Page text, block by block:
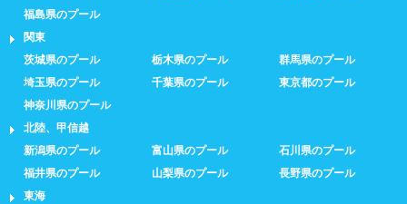
福島県のプール
関東
茨城県のプール
栃木県のプール
群馬県のプール
埼玉県のプール
千葉県のプール
東京都のプール
神奈川県のプール
北陸、甲信越
新潟県のプール
富山県のプール
石川県のプール
福井県のプール
山梨県のプール
長野県のプール
東海